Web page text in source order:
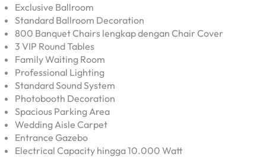
Exclusive Ballroom
Standard Ballroom Decoration
800 Banquet Chairs lengkap dengan Chair Cover
3 VIP Round Tables
Family Waiting Room
Professional Lighting
Standard Sound System
Photobooth Decoration
Spacious Parking Area
Wedding Aisle Carpet
Entrance Gazebo
Electrical Capacity hingga 10.000 Watt